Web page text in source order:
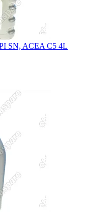
SN, ACEA C5 4L